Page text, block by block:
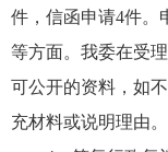
件，信函申请4件。
等方面。我委在受
可公开的资料，如
充材料或说明理由。